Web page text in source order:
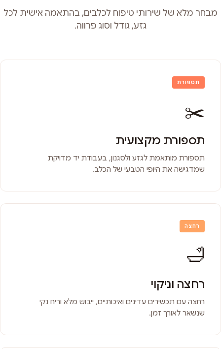
מבחר מלא של שירותי טיפוח לכלבים, בהתאמה אישית לכל
גזע, גודל וסוג פרווה.
תספורת
✂️
תספורת מקצועית
תספורת מותאמת לגזע ולסגנון, בעבודת יד מדויקת
שמדגישה את היופי הטבעי של הכלב.
רחצה
🛁
רחצה וניקוי
רחצה עם תכשירים עדינים ואיכותיים, ייבוש מלא וריח נקי
שנשאר לאורך זמן.